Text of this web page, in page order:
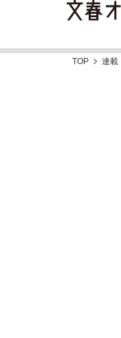
TOP 連載